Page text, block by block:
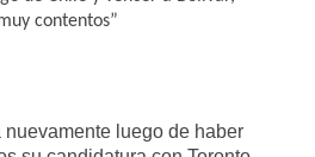
contentos”
nuevamente luego de haber